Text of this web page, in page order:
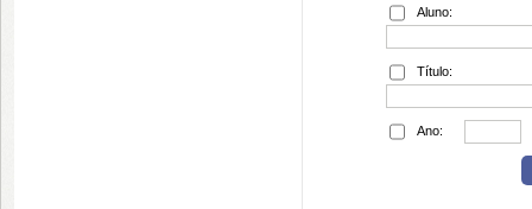
Aluno:
Título:
Ano: